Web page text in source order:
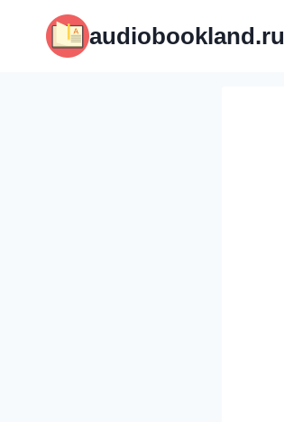
содержимому
audiobookland.ru